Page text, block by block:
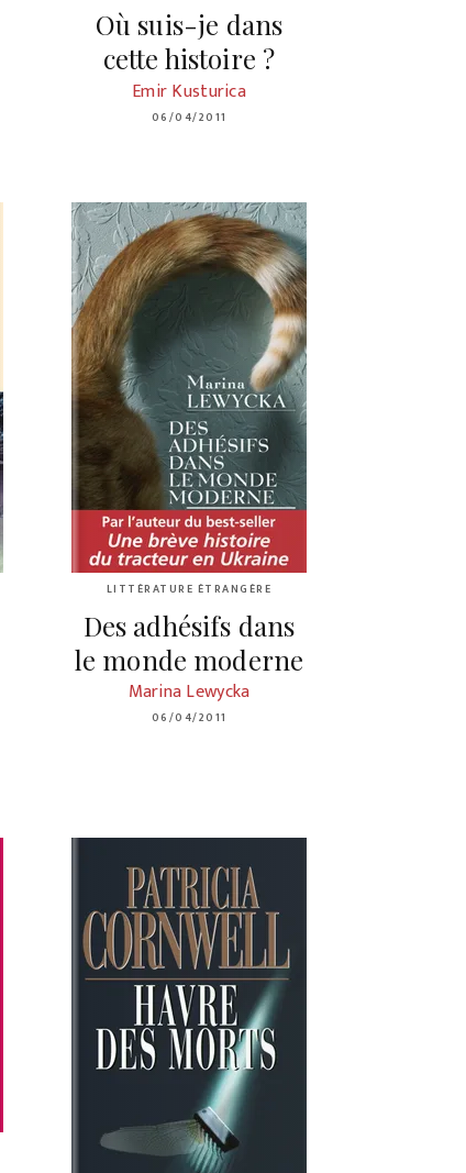
Où suis-je dans
cette histoire ?
Emir Kusturica
06/04/2011
LITTÉRATURE ÉTRANGÈRE
Des adhésifs dans
le monde moderne
Marina Lewycka
06/04/2011